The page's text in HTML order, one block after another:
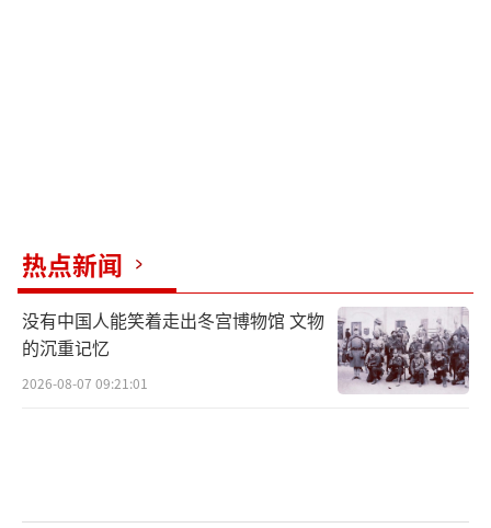
热点新闻
没有中国人能笑着走出冬宫博物馆 文物
的沉重记忆
2026-08-07 09:21:01